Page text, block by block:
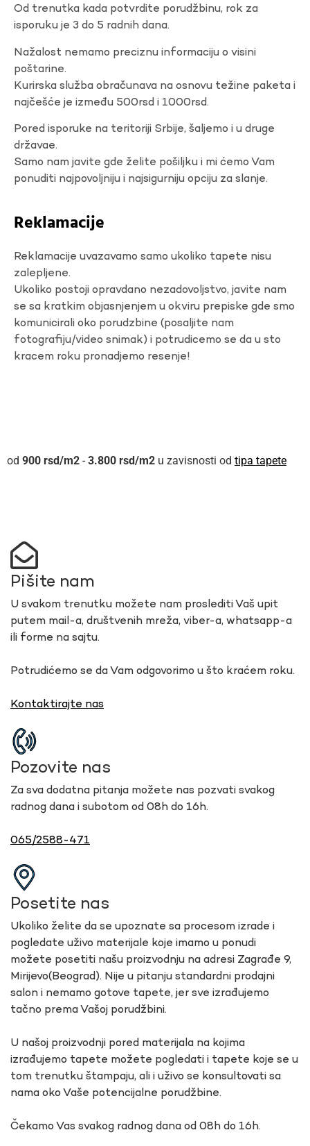
Od trenutka kada potvrdite porudžbinu, rok za
isporuku je 3 do 5 radnih dana.
Nažalost nemamo preciznu informaciju o visini
poštarine.
Kurirska služba obračunava na osnovu težine paketa i
najčešće je između 500rsd i 1000rsd.
Pored isporuke na teritoriji Srbije, šaljemo i u druge
državae.
Samo nam javite gde želite pošiljku i mi ćemo Vam
ponuditi najpovoljniju i najsigurniju opciju za slanje.
Reklamacije
Reklamacije uvazavamo samo ukoliko tapete nisu
zalepljene.
Ukoliko postoji opravdano nezadovoljstvo, javite nam
se sa kratkim objasnjenjem u okviru prepiske gde smo
komunicirali oko porudzbine (posaljite nam
fotografiju/video snimak) i potrudicemo se da u sto
kracem roku pronadjemo resenje!
900 rsd - 3.800 rsd u zavisnosti od tipa tapete
Pišite nam
U svakom trenutku možete nam proslediti Vaš upit
putem mail-a, društvenih mreža, viber-a, whatsapp-a
ili forme na sajtu.
Potrudićemo se da Vam odgovorimo u što kraćem roku.
Kontaktirajte nas
Pozovite nas
Za sva dodatna pitanja možete nas pozvati svakog
radnog dana i subotom od 08h do 16h.
065/2588-471
Posetite nas
Ukoliko želite da se upoznate sa procesom izrade i
pogledate uživo materijale koje imamo u ponudi
možete posetiti našu proizvodnju na adresi Zagrađe 9,
Mirijevo(Beograd). Nije u pitanju standardni prodajni
salon i nemamo gotove tapete, jer sve izrađujemo
tačno prema Vašoj porudžbini.
U našoj proizvodnji pored materijala na kojima
izrađujemo tapete možete pogledati i tapete koje se u
tom trenutku štampaju, ali i uživo se konsultovati sa
nama oko Vaše potencijalne porudžbine.
Čekamo Vas svakog radnog dana od 08h do 16h.